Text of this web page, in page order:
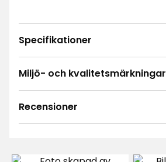
Specifikationer
Miljö- och kvalitetsmärkningar
Recensioner
4.6